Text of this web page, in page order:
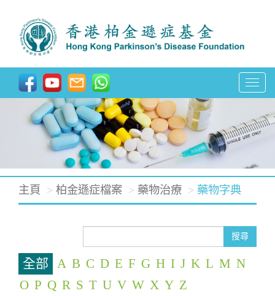
T
g
l
e
主頁 柏金遜症檔案 藥物治療 藥物字典
搜尋
全部 A B C D E F G H I J K L M N
O P Q R S T U V W X Y Z